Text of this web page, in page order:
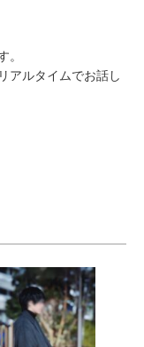
。
アルタイムでお話し